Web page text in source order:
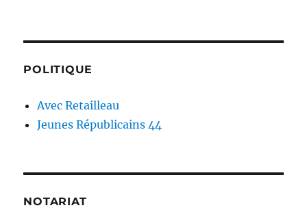
POLITIQUE
Avec Retailleau
Jeunes Républicains 44
NOTARIAT